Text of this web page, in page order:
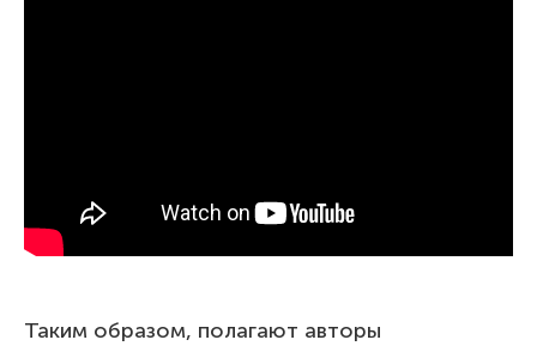
Таким образом, полагают авторы